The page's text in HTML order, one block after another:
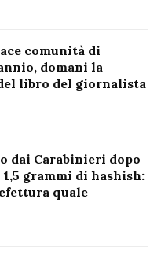
comunità di
domani la
libro del giornalista
dai Carabinieri dopo
grammi di hashish:
quale